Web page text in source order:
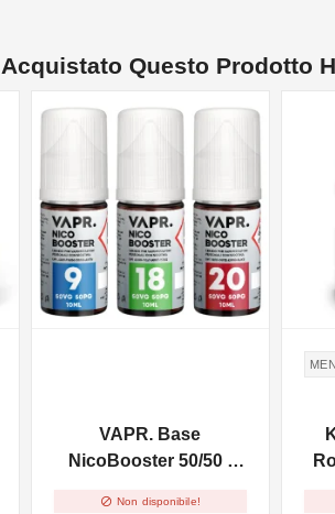
Questo Prodotto
VAPR. Base
NicoBooster 50/50 -
 Non disponibile!
NON